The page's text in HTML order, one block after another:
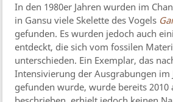
In den 1980er Jahren wurden im
in Gansu viele Skelette des Vogels
gefunden. Es wurden jedoch auch
entdeckt, die sich vom fossilen
unterschieden. Ein Exemplar, das
Intensivierung der Ausgrabungen im
gefunden wurde, wurde bereits 2010